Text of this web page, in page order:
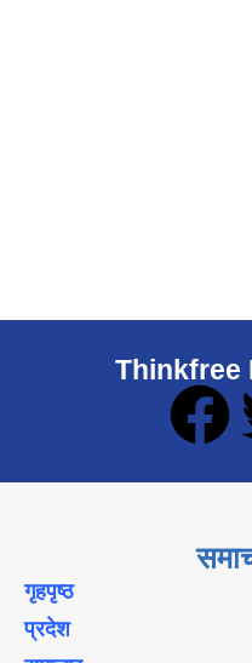
Thinkfree
गृहपृष्ठ
प्रदेश